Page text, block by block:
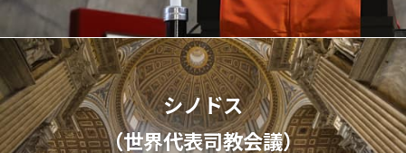
シノドス
（世界代表司教会議）